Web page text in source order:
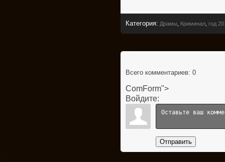
Категория: Драмы Криминал год
Всего комментариев: 0
ComForm">
Войдите:
Отправить